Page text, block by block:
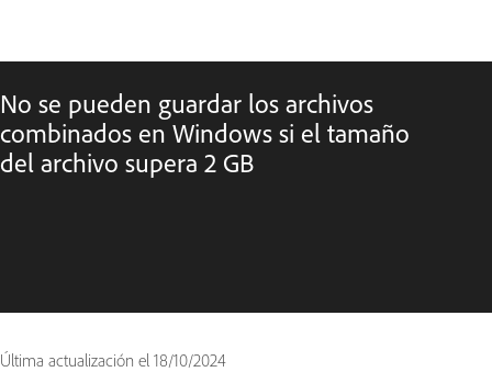
No se pueden guardar los archivos
combinados en Windows si el tamaño
del archivo supera 2 GB
Última actualización el 18/10/2024